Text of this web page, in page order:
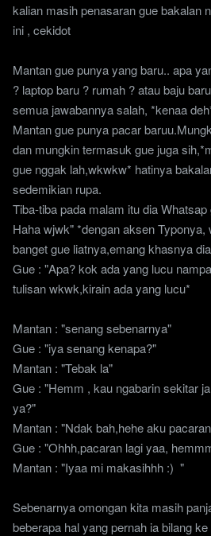
kalian masih penasaran gue bakalan
ini , cekidot
Mantan gue punya yang baru.. apa
? laptop baru ? rumah ? atau baju
semua jawabannya salah, *kenaa
Mantan gue punya pacar
dan mungkin termasuk gue juga
gue nggak lah,wkwkw* hatinya
sedemikian rupa.
Tiba-tiba pada malam itu dia
Haha wjwk" *dengan aksen
banget gue liatnya,emang khasnya
Gue : "Apa? kok ada yang lucu
tulisan wkwk,kirain ada yang lucu*
Mantan : "senang sebenarnya"
Gue : "iya senang kenapa?"
Mantan : "Tebak la"
Gue : "Hemm , kau ngabarin sekitar
ya?"
Mantan : "Ndak bah,hehe aku
Gue : "Ohhh,pacaran lagi yaa,
Mantan : "Iyaa mi makasihhh :) "
Sebenarnya omongan kita masih
beberapa hal yang pernah ia bilang